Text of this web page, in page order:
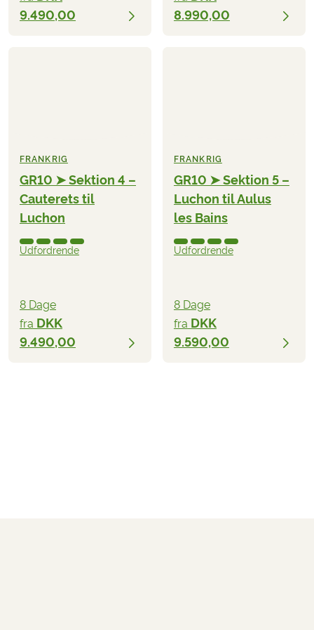
9.490,00
8.990,00
FRANKRIG
GR10 ➤ Sektion 4 –
Cauterets til
Luchon
Udfordrende
8 Dage
fra DKK
9.490,00
FRANKRIG
GR10 ➤ Sektion 5 –
Luchon til Aulus
les Bains
Udfordrende
8 Dage
fra DKK
9.590,00